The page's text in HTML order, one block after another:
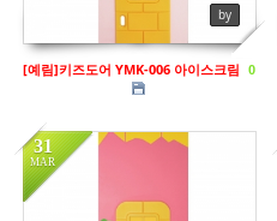
by
[예림]키즈도어 YMK-006 아이스크림 0
31
MAR